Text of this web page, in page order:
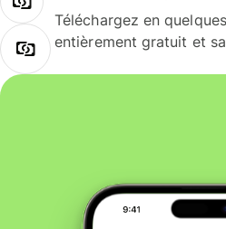
Téléchargez en
entièrement gratuit et